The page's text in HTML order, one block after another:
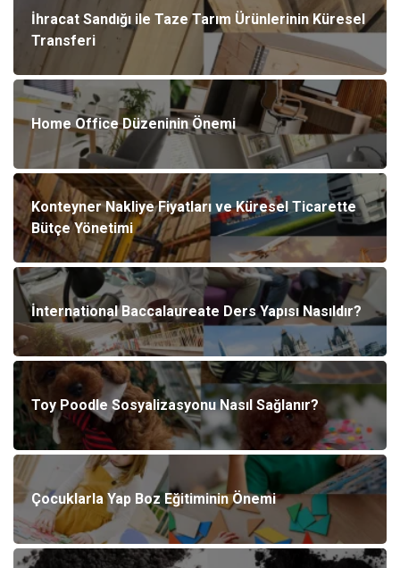
İhracat Sandığı ile Taze Tarım Ürünlerinin Küresel
Transferi
Home Office Düzeninin Önemi
Konteyner Nakliye Fiyatları ve Küresel Ticarette
Bütçe Yönetimi
İnternational Baccalaureate Ders Yapısı Nasıldır?
Toy Poodle Sosyalizasyonu Nasıl Sağlanır?
Çocuklarla Yap Boz Eğitiminin Önemi